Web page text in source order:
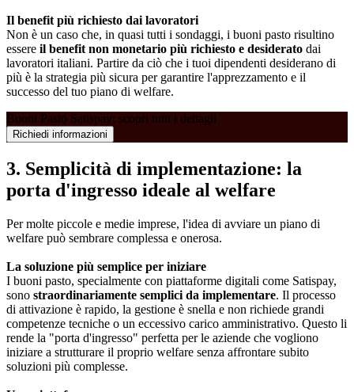
Il benefit più richiesto dai lavoratori
Non è un caso che, in quasi tutti i sondaggi, i buoni pasto risultino
essere il benefit non monetario più richiesto e desiderato dai
lavoratori italiani. Partire da ciò che i tuoi dipendenti desiderano di
più è la strategia più sicura per garantire l'apprezzamento e il
successo del tuo piano di welfare.
Buoni Pasto Satispay: scopri tutti i dettagli
Richiedi informazioni
3. Semplicità di implementazione: la
porta d'ingresso ideale al welfare
Per molte piccole e medie imprese, l'idea di avviare un piano di
welfare può sembrare complessa e onerosa.
La soluzione più semplice per iniziare
I buoni pasto, specialmente con piattaforme digitali come Satispay,
sono straordinariamente semplici da implementare. Il processo
di attivazione è rapido, la gestione è snella e non richiede grandi
competenze tecniche o un eccessivo carico amministrativo. Questo li
rende la "porta d'ingresso" perfetta per le aziende che vogliono
iniziare a strutturare il proprio welfare senza affrontare subito
soluzioni più complesse.